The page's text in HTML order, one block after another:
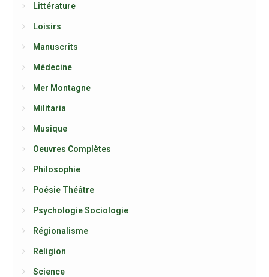
Littérature
Loisirs
Manuscrits
Médecine
Mer Montagne
Militaria
Musique
Oeuvres Complètes
Philosophie
Poésie Théâtre
Psychologie Sociologie
Régionalisme
Religion
Science